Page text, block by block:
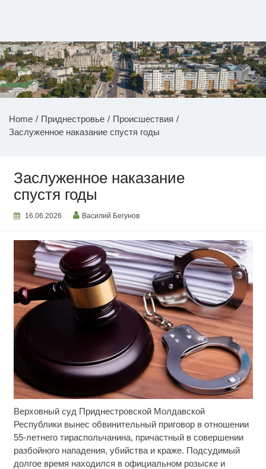
НОВОСТИ ПРИДНЕСТРОВЬЯ
Home Приднестровье
Происшествия
Заслуженное наказание спустя годы
Заслуженное наказание
спустя годы
16.06.2026 Василий Бегунов
Верховный суд Приднестровской Молдавской
Республики вынес обвинительный приговор в отношении
55-летнего тираспольчанина, причастный в совершении
разбойного нападения, убийства и краже. Подсудимый
долгое время находился в официальном розыске и
Ролик длится пару секунд, но вы будете в шоке
от увиденного
i
Этот танец невесты оставит вас без слов!
Пересмотрела 10 раз